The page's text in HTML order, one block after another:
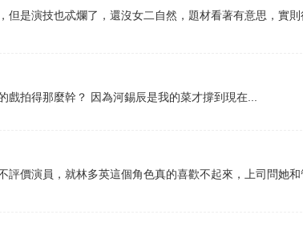
但是演技也忒爛了，還沒女二自然，題材看著有意思，實
拍得那麼幹？ 因為河錫辰是我的菜才撐到現在...
評價演員，就林多英這個角色真的喜歡不起來，上司問她